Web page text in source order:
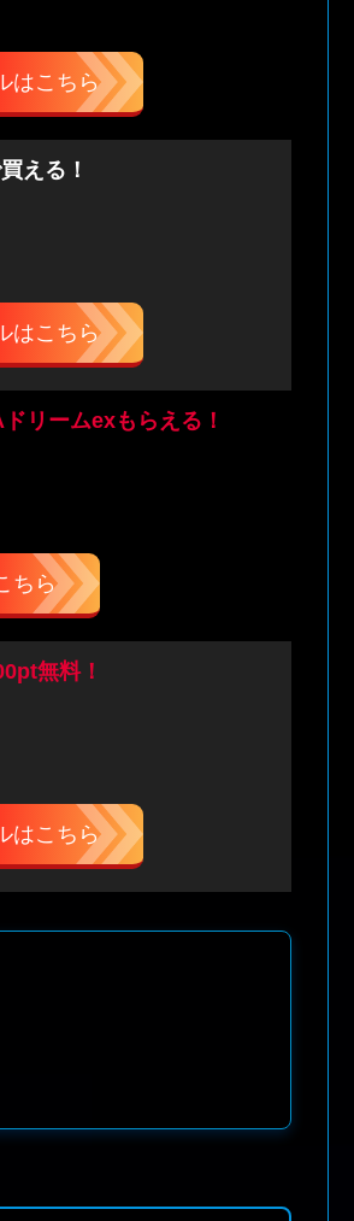
はこちら
える！
はこちら
リームexもらえる！
ちら
無料！
はこちら